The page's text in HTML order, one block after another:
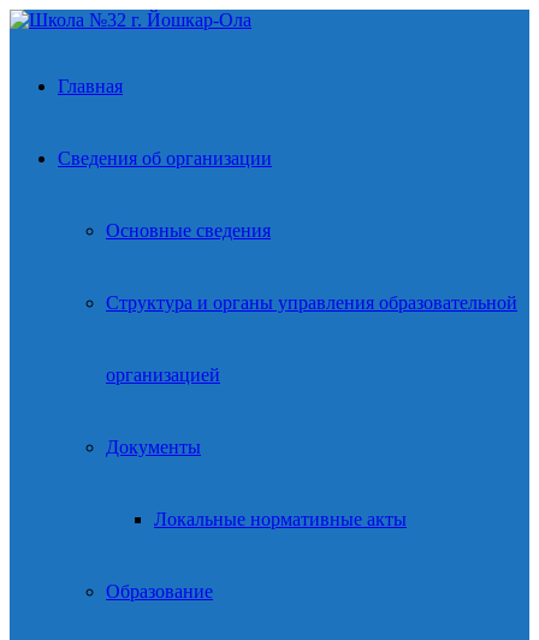
Главная
Сведения об организации
Основные сведения
Структура и органы управления образовательной
организацией
Документы
Локальные нормативные акты
Образование